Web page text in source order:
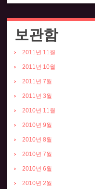
보관함
2011년 11월
2011년 10월
2011년 7월
2011년 3월
2010년 11월
2010년 9월
2010년 8월
2010년 7월
2010년 6월
2010년 2월